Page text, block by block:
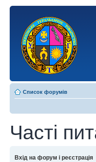
Список форумів
Часті
Вхід на форум і реєстрація